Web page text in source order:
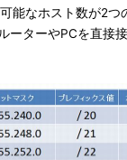
能なホスト数が2つ
ーターやPCを直接